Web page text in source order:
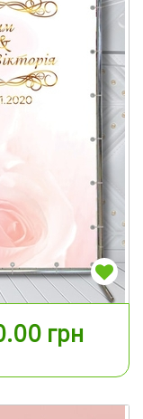
грн